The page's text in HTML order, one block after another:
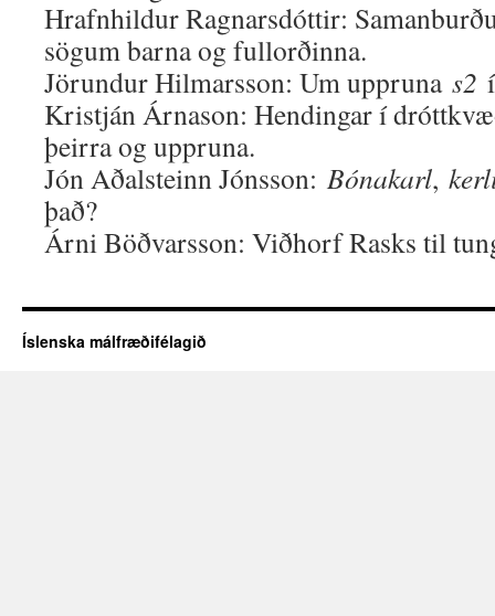
Hrafnhildur Ragnarsdóttir:
sögum barna og fullorðinna.
Jörundur Hilmarsson: Um uppruna s2
Kristján Árnason: Hendingar í
þeirra og uppruna.
Jón Aðalsteinn Jónsson: Bónakarl,
það?
Árni Böðvarsson: Viðhorf Rasks til
Íslenska málfræðifélagið